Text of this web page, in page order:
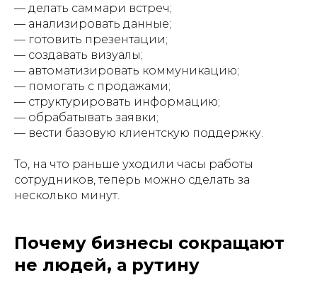
— делать саммари встреч;
— анализировать данные;
— готовить презентации;
— создавать визуалы;
— автоматизировать коммуникацию;
— помогать с продажами;
— структурировать информацию;
— обрабатывать заявки;
— вести базовую клиентскую поддержку.
То, на что раньше уходили часы работы
сотрудников, теперь можно сделать за
несколько минут.
Почему бизнесы сокращают
не людей, а рутину